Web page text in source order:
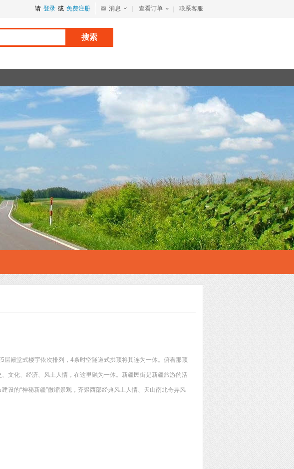
请 登录 或 免费注册 消息 查看订单 联系客服
搜索
殿堂式楼宇依次排列，4条时空隧道式拱顶将其连为一体。俯看那顶
文化、经济、风土人情，在这里融为一体。新疆民街是新疆旅游的活
设的“神秘新疆”微缩景观，齐聚西部经典风土人情、天山南北奇异风